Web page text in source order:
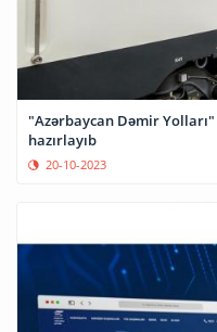
"Azərbaycan Dəmir
hazırlayıb
20-10-2023